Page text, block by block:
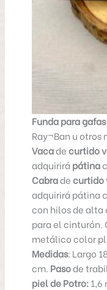
Funda para
Ray¬Ban u otros
Vacadecurtido
adquirirá pátina
Cabradecurtido
adquirirá pátina
con hilos de alta
para el cinturón.
metálico color
Medidas: Largo
cm. Pasode
piel de Potro:1,6